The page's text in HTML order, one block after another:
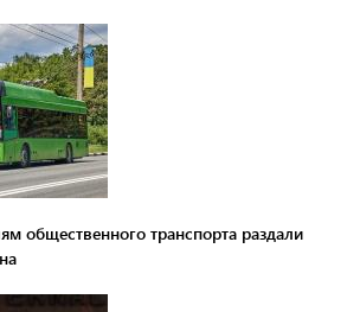
общественного транспорта раздали